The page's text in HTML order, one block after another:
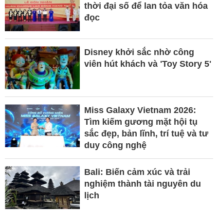
thời đại số để lan tỏa văn hóa
đọc
Disney khởi sắc nhờ công
viên hút khách và 'Toy Story 5'
Miss Galaxy Vietnam 2026:
Tìm kiếm gương mặt hội tụ
sắc đẹp, bản lĩnh, trí tuệ và tư
duy công nghệ
Bali: Biến cảm xúc và trải
nghiệm thành tài nguyên du
lịch